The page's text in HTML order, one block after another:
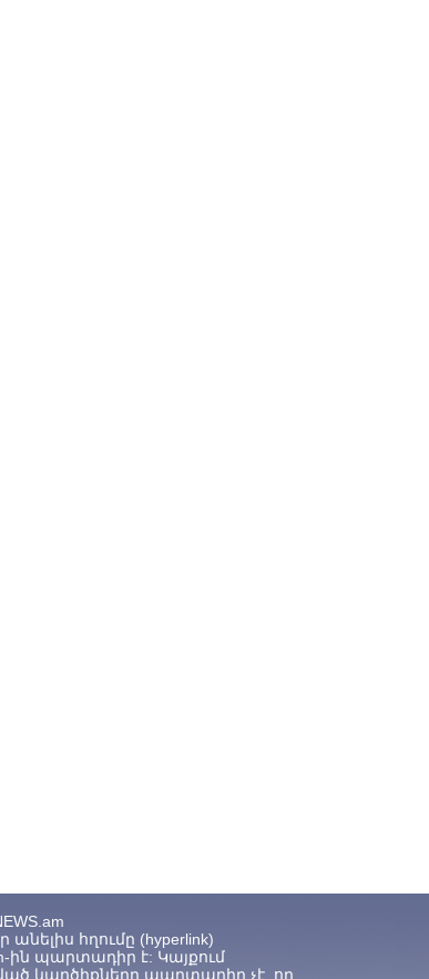
անելիս հղումը (hyperlink)
ին պարտադիր է: Կայքում
կարծիքները պարտադիր չէ, որ